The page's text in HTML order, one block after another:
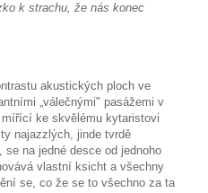
k strachu, že nás konec
akustických ploch ve
„válečnými" pasážemi v
ke skvělému kytaristovi
najazzlých, jinde tvrdě
na jedné desce od jednoho
vlastní ksicht a všechny
se, co že se to všechno za ta